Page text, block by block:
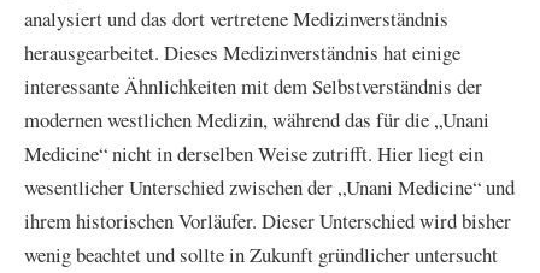
analysiert und das dort vertretene Medizinverständnis
herausgearbeitet. Dieses Medizinverständnis hat einige
interessante Ähnlichkeiten mit dem Selbstverständnis der
modernen westlichen Medizin, während das für die „Unani
Medicine“ nicht in derselben Weise zutrifft. Hier liegt ein
wesentlicher Unterschied zwischen der „Unani Medicine“ und
ihrem historischen Vorläufer. Dieser Unterschied wird bisher
wenig beachtet und sollte in Zukunft gründlicher untersucht